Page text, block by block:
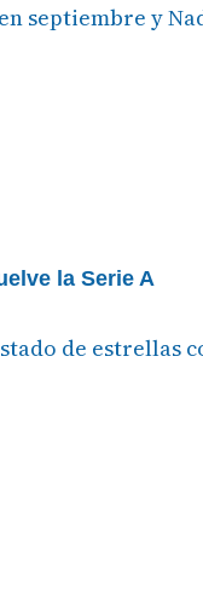
septiembre y
la Serie A
de estrellas